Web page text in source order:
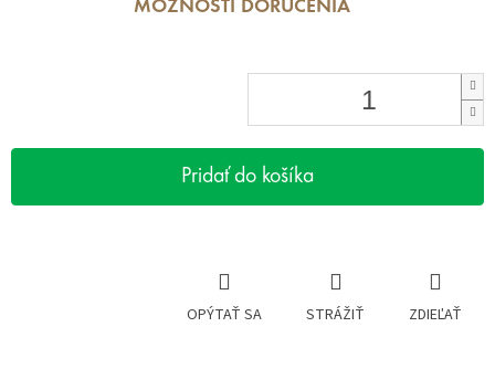
MOŽNOSTI DORUČENIA
Pridať do košíka
OPÝTAŤ SA STRÁŽIŤ ZDIEĽAŤ